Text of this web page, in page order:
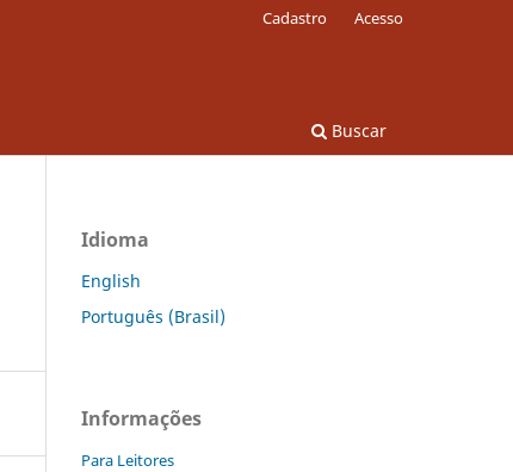
Buscar
Cadastro Acesso
Idioma
English
Português (Brasil)
Informações
Para Leitores